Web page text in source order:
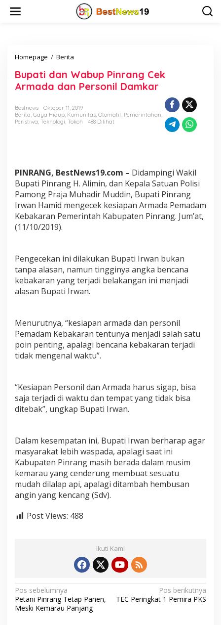
Homepage / Berita
p
a
t
d
a
p
P
i
n
r
a
k
A
r
m
a
d
a
n
P
e
o
n
i
l
m
k
a
r
Bupati dan Wabup Pinrang Cek
Armada dan Personil Damkar
Bestnews
Oktober 11, 2019
Berita, Gaya Hidup, Komunitas, Otomatif, Pemerintahan,
Peristiwa, Teknologi, Tokoh 488 Dilihat
PINRANG, BestNews19.com – Didampingi Wakil
Bupati Pinrang H. Alimin, dan Kepala Satuan Polisi
Pamong Praja Muhadir Muddin, Bupati Pinrang
Irwan Hamid mengecek kesiapan Armada Pemadam
Kebakaran Pemerintah Kabupaten Pinrang. Jum’at,
(11/10/2019).
Pengecekan ini dilakukan Bupati Irwan bukan
tanpa alasan, namun tingginya angka bencana
kebakaran yang terjadi belakangan ini menjadi
alasan Bupati Irwan.
Menurutnya, “kesiapan armada dan personil
Pemadam Kebakaran tentunya menjadi salah satu
poin penting, apalagi bencana kebakaran terjadi
tidak mengenal waktu”.
“Kesiapan Personil dan Armada harus sigap, bisa
saja terjadi di waktu dan tempat yang tidak bisa
ditebak”, ungkap Bupati Irwan.
Dalam kesempatan ini, Bupati Irwan berharap agar
masyarakat lebih waspada, apalagi saat ini
Kabupaten Pinrang masih berada dalam musim
kemarau yang cenderung membuat sesuatu
mudah dilalap api, apalagi ditambah hembusan
angin yang kencang (Sdv).
Post Views: 488
Ikuti Kami
N
a
Pos sebelumnya
Petani Pinrang Tetap Panen,
Meski Kemarau Panjang
Pos berikutnya
TEC Peringkat 1 Pemira PKS